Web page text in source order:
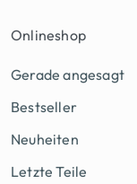
Onlineshop
Gerade angesagt
Bestseller
Neuheiten
Letzte Teile